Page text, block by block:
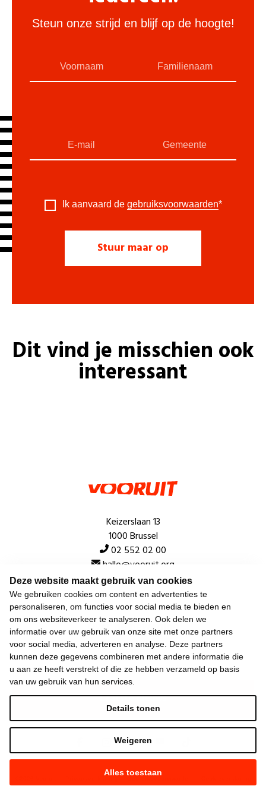
Deze website maakt gebruik van cookies
We gebruiken cookies om content en advertenties te
personaliseren, om functies voor social media te bieden en
om ons websiteverkeer te analyseren. Ook delen we
informatie over uw gebruik van onze site met onze partners
voor social media, adverteren en analyse. Deze partners
kunnen deze gegevens combineren met andere informatie die
u aan ze heeft verstrekt of die ze hebben verzameld op basis
van uw gebruik van hun services.
Alles toestaan
Weigeren
Details tonen
Steun onze strijd en blijf op de hoogte!
Ik aanvaard de gebruiksvoorwaarden*
Dit vind je misschien ook
interessant
Keizerslaan 13
1000 Brussel
02 552 02 00
hallo@vooruit.org
Snel
Over de beweging
Algemeen
Laatste nieuws